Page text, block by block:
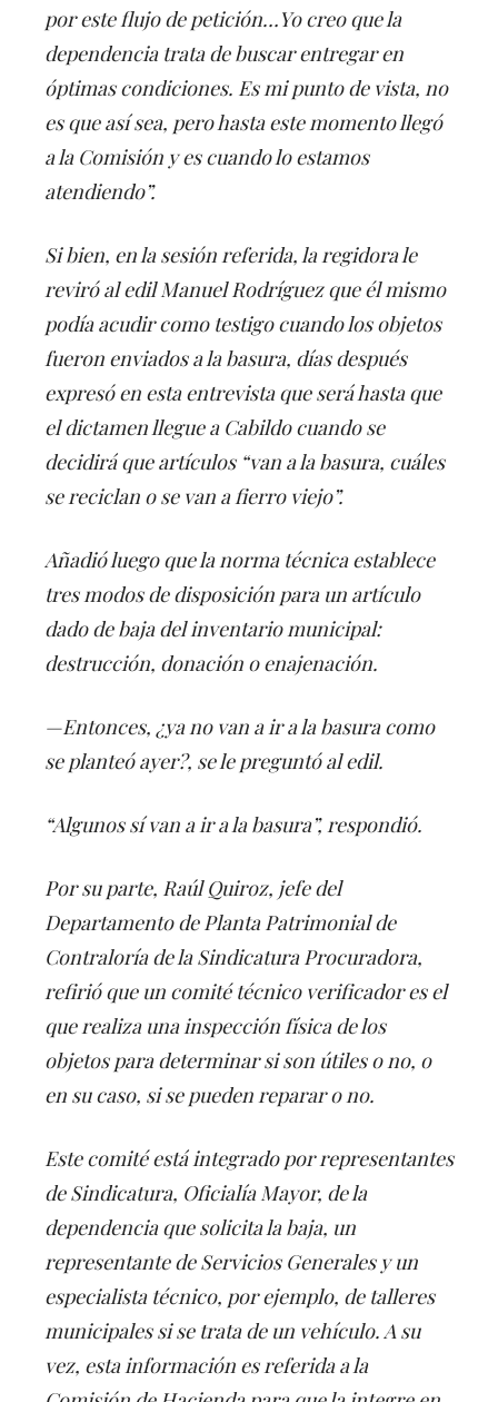
por este flujo de petición…Yo creo que la
dependencia trata de buscar entregar en
óptimas condiciones. Es mi punto de vista, no
es que así sea, pero hasta este momento llegó
a la Comisión y es cuando lo estamos
atendiendo”.
Si bien, en la sesión referida, la regidora le
reviró al edil Manuel Rodríguez que él mismo
podía acudir como testigo cuando los objetos
fueron enviados a la basura, días después
expresó en esta entrevista que será hasta que
el dictamen llegue a Cabildo cuando se
decidirá que artículos “van a la basura, cuáles
se reciclan o se van a fierro viejo”.
Añadió luego que la norma técnica establece
tres modos de disposición para un artículo
dado de baja del inventario municipal:
destrucción, donación o enajenación.
—Entonces, ¿ya no van a ir a la basura como
se planteó ayer?, se le preguntó al edil.
“Algunos sí van a ir a la basura”, respondió.
Por su parte, Raúl Quiroz, jefe del
Departamento de Planta Patrimonial de
Contraloría de la Sindicatura Procuradora,
refirió que un comité técnico verificador es el
que realiza una inspección física de los
objetos para determinar si son útiles o no, o
en su caso, si se pueden reparar o no.
Este comité está integrado por representantes
de Sindicatura, Oficialía Mayor, de la
dependencia que solicita la baja, un
representante de Servicios Generales y un
especialista técnico, por ejemplo, de talleres
municipales si se trata de un vehículo. A su
vez, esta información es referida a la